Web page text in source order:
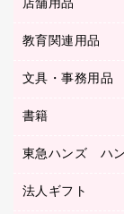
ＯＡフィルタ
ＵＳＢハブ
リングファイ
レターファイ
持ち出しフ
板目表紙・綴
屋外用品
工事関連用品
店舗用品
カウンター／
サイン・看板
レジ・ポリ袋
店舗運営用品
教育関連用品
教育関連用品
文具・事務用品
その他文具
クリップ
書籍
パソコンソ
東急ハンズ ハ
東急ハンズ
法人ギフト